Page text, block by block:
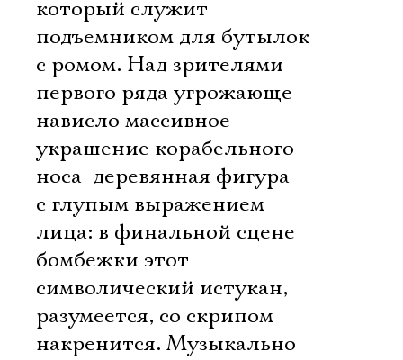
который служит
подъемником для бутылок
с ромом. Над зрителями
первого ряда угрожающе
нависло массивное
украшение корабельного
носа  деревянная фигура
с глупым выражением
лица: в финальной сцене
бомбежки этот
символический истукан,
разумеется, со скрипом
накренится. Музыкально